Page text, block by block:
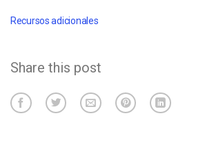
Recursos adicionales
Share this post